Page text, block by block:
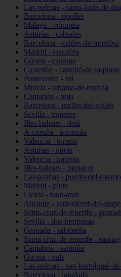
Las-palmas - santa-lucía-de-
Barcelona - ripollet
Málaga - cómpeta
Asturias - cabrales
Barcelona - caldes-de-montbui
Madrid - rascafría
Girona - calonge
Castellón - castelló-de-la-plana
Pontevedra - tui
Murcia - alhama-de-murcia
Cantabria - noja
Barcelona - mollet-del-vallès
Sevilla - tomares
Illes-balears - deià
A-coruña - a-coruña
Valencia - torrent
Asturias - navia
Valencia - paterna
Illes-balears - manacor
Las-palmas - puerto-del-rosario
Madrid - pinto
Lleida - naut-aran
Alicante - sant-vicent-del-
Santa-cruz-de-tenerife -
Sevilla - dos-hermanas
Granada - salobreña
Santa-cruz-de-tenerife -
Cantabria - santoña
Girona - pals
Las-palmas - san-bartolomé-
Barcelona - igualada